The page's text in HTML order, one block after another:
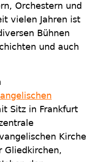
Orchestern und
vielen Jahren ist
Bühnen
und auch
Sitz in Frankfurt
Kirche
Gliedkirchen,